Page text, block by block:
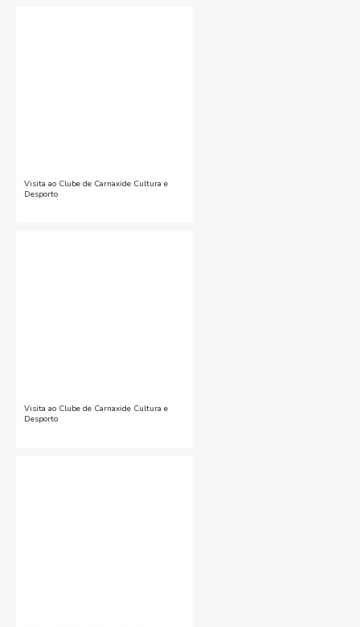
Visita ao Clube de Carnaxide Cultura e
Desporto
Visita ao Clube de Carnaxide Cultura e
Desporto